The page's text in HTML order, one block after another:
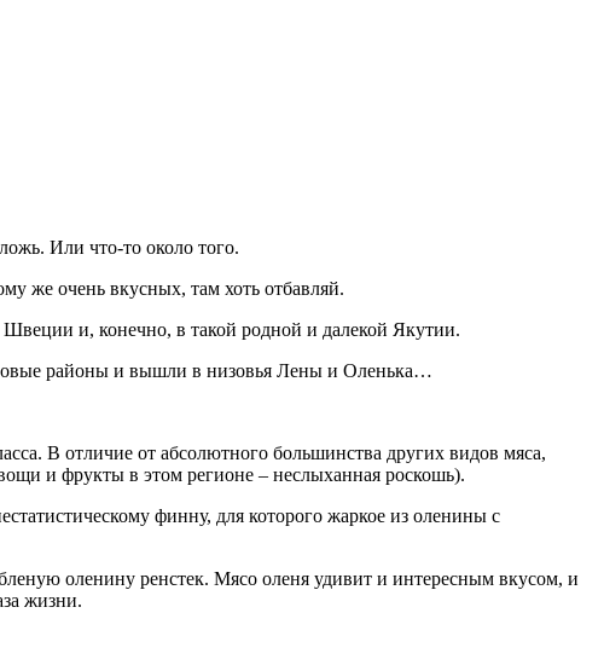
Или что-то около того.
же очень вкусных, там хоть отбавляй.
и, конечно, в такой родной и далекой Якутии.
районы и вышли в низовья Лены и Оленька…
В отличие от абсолютного большинства других видов мяса,
и фрукты в этом регионе – неслыханная роскошь).
финну, для которого жаркое из оленины с
оленину ренстек. Мясо оленя удивит и интересным вкусом, и
жизни.